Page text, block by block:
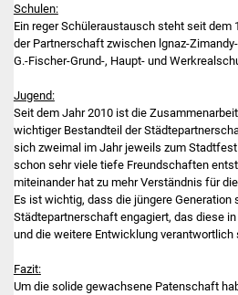
Schulen:
Ein reger Schüleraustausch steht seit dem
der Partnerschaft zwischen lgnaz-
G.-Fischer-Grund-, Haupt- und
Jugend:
Seit dem Jahr 2010 ist die
wichtiger Bestandteil der
sich zweimal im Jahr jeweils zum
schon sehr viele tiefe Freundschaften
miteinander hat zu mehr Verständnis für
Es ist wichtig, dass die jüngere Generation
Städtepartnerschaft engagiert, das diese
und die weitere Entwicklung verantwortlich
Fazit:
Um die solide gewachsene Patenschaft